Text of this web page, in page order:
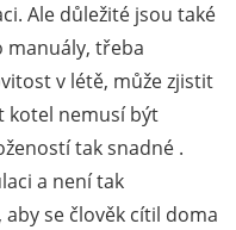
Ale důležité jsou také
manuály, třeba
v létě, může zjistit
kotel nemusí být
tak snadné .
a není tak
se člověk cítil doma